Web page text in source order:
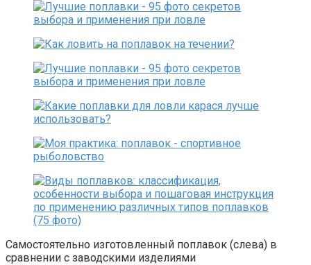
Самостоятельно изготовленный поплавок (слева) в
сравнении с заводскими изделиями